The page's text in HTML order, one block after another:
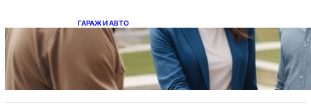
ГАРАЖ И АВТО
Ипотека на новостройки при оформлении
напрямую у застройщика